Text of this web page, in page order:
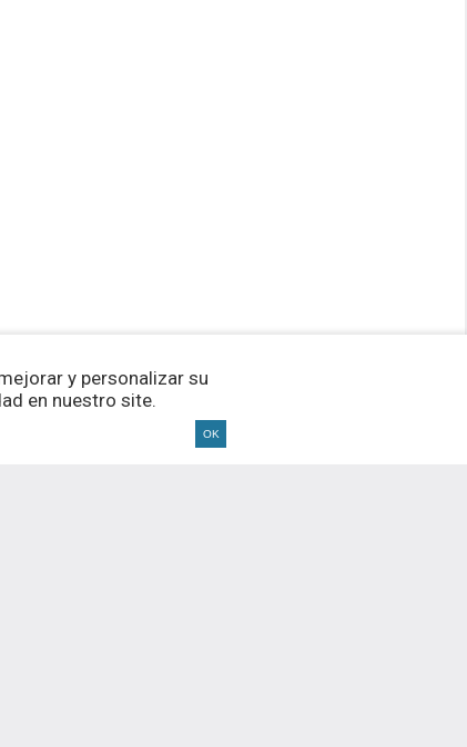
y personalizar su
en nuestro site.
OK